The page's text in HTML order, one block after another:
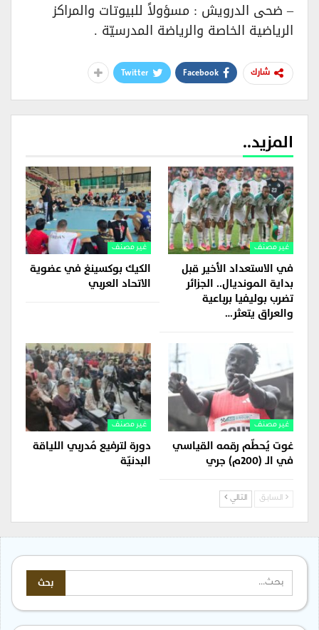
– ضحى الدرويش : مسؤولاً للبيوتات والمراكز
الرياضية الخاصة والرياضة المدرسيّة .
شارك Facebook
Twitter
المزيد..
غير مصنف
في الاستعداد الأخير قبل
بداية المونديال.. الجزائر
تضرب بوليفيا برباعية
والعراق يتعثر…
غير مصنف
الكيك بوكسينغ في عضوية
الاتحاد العربي
غير مصنف
غوت يُحطّم رقمه القياسي
في الـ (200م) جري
غير مصنف
دورة لترفيع مُدربي اللياقة
البدنيّة
السابق التالي